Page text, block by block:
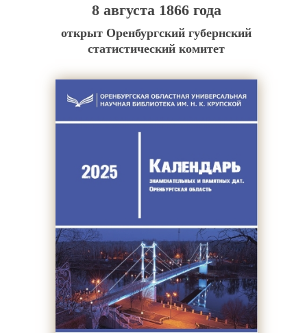
8 августа 1866 года
открыт Оренбургский губернский
статистический комитет